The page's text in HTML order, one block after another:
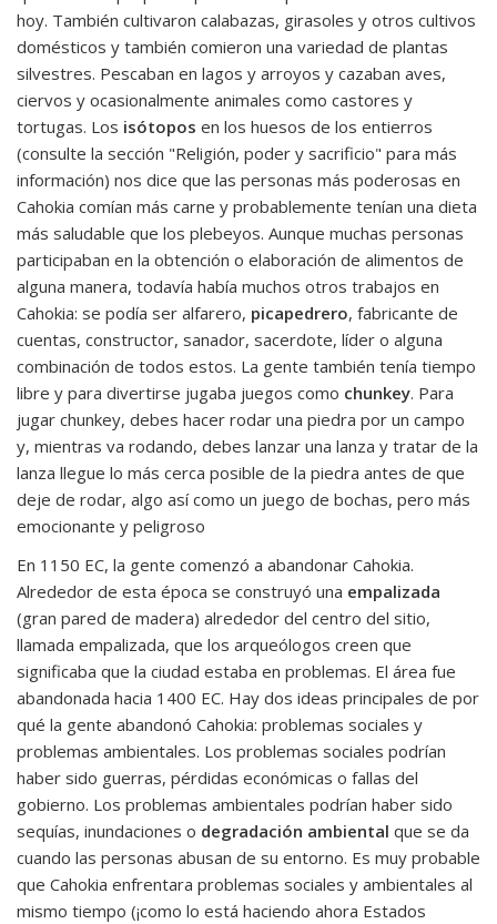
hoy. También cultivaron calabazas, girasoles y otros cultivos
domésticos y también comieron una variedad de plantas
silvestres. Pescaban en lagos y arroyos y cazaban aves,
ciervos y ocasionalmente animales como castores y
tortugas. Los isótopos en los huesos de los entierros
(consulte la sección "Religión, poder y sacrificio" para más
información) nos dice que las personas más poderosas en
Cahokia comían más carne y probablemente tenían una dieta
más saludable que los plebeyos. Aunque muchas personas
participaban en la obtención o elaboración de alimentos de
alguna manera, todavía había muchos otros trabajos en
Cahokia: se podía ser alfarero, picapedrero, fabricante de
cuentas, constructor, sanador, sacerdote, líder o alguna
combinación de todos estos. La gente también tenía tiempo
libre y para divertirse jugaba juegos como chunkey. Para
jugar chunkey, debes hacer rodar una piedra por un campo
y, mientras va rodando, debes lanzar una lanza y tratar de la
lanza llegue lo más cerca posible de la piedra antes de que
deje de rodar, algo así como un juego de bochas, pero más
emocionante y peligroso
En 1150 EC, la gente comenzó a abandonar Cahokia.
Alrededor de esta época se construyó una empalizada
(gran pared de madera) alrededor del centro del sitio,
llamada empalizada, que los arqueólogos creen que
significaba que la ciudad estaba en problemas. El área fue
abandonada hacia 1400 EC. Hay dos ideas principales de por
qué la gente abandonó Cahokia: problemas sociales y
problemas ambientales. Los problemas sociales podrían
haber sido guerras, pérdidas económicas o fallas del
gobierno. Los problemas ambientales podrían haber sido
sequías, inundaciones o degradación ambiental que se da
cuando las personas abusan de su entorno. Es muy probable
que Cahokia enfrentara problemas sociales y ambientales al
mismo tiempo (¡como lo está haciendo ahora Estados